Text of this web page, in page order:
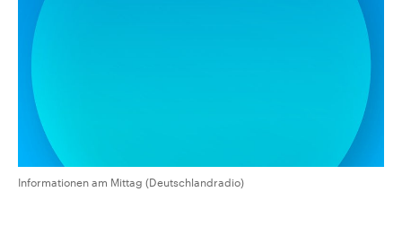
Sendungen
Informationen am Mittag (Deutschlandradio)